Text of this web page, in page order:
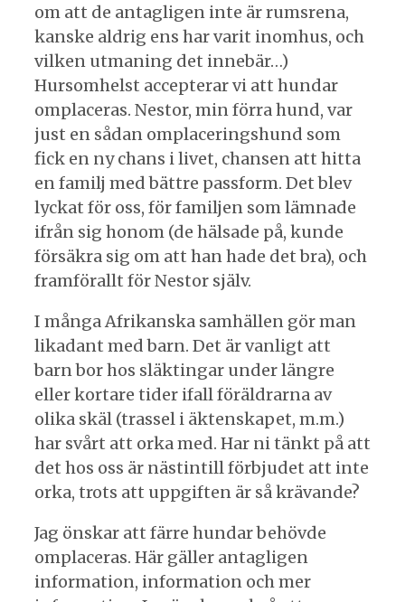
om att de antagligen inte är rumsrena,
kanske aldrig ens har varit inomhus, och
vilken utmaning det innebär…)
Hursomhelst accepterar vi att hundar
omplaceras. Nestor, min förra hund, var
just en sådan omplaceringshund som
fick en ny chans i livet, chansen att hitta
en familj med bättre passform. Det blev
lyckat för oss, för familjen som lämnade
ifrån sig honom (de hälsade på, kunde
försäkra sig om att han hade det bra), och
framförallt för Nestor själv.
I många Afrikanska samhällen gör man
likadant med barn. Det är vanligt att
barn bor hos släktingar under längre
eller kortare tider ifall föräldrarna av
olika skäl (trassel i äktenskapet, m.m.)
har svårt att orka med. Har ni tänkt på att
det hos oss är nästintill förbjudet att inte
orka, trots att uppgiften är så krävande?
Jag önskar att färre hundar behövde
omplaceras. Här gäller antagligen
information, information och mer